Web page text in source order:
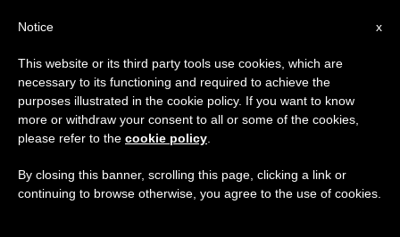
x
Notice
This website or its third party tools use cookies, which are
necessary to its functioning and required to achieve the
purposes illustrated in the cookie policy. If you want to know
more or withdraw your consent to all or some of the cookies,
please refer to the cookie policy
By closing this banner, scrolling this page, clicking a link or
continuing to browse otherwise, you agree to the use of cookies.